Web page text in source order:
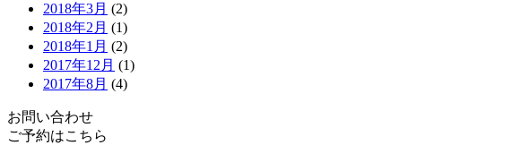
2018年3月 (2)
2018年2月 (1)
2018年1月 (2)
2017年12月 (1)
2017年8月 (4)
お問い合わせ
ご予約はこちら